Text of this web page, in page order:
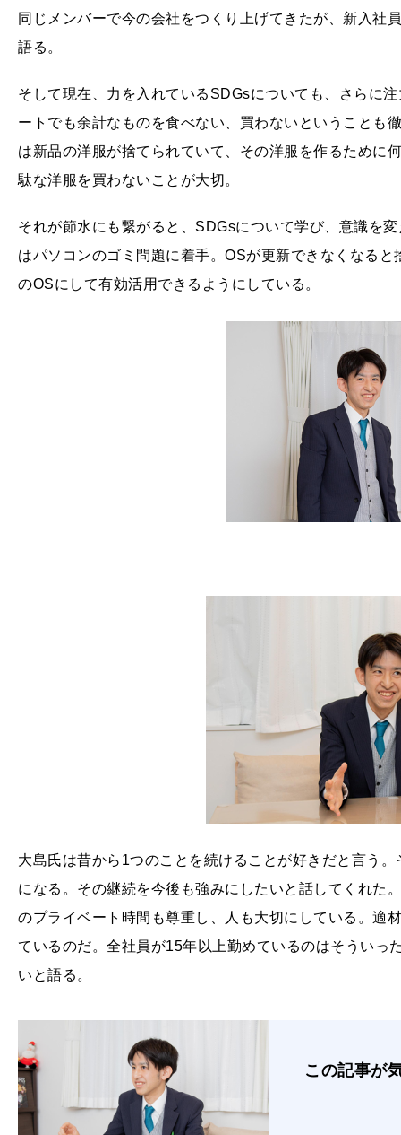
同じメンバーで今の会社をつくり上げてきたが、新入社
語る。
そして現在、力を入れているSDGsについても、さらに
ートでも余計なものを食べない、買わないということも
は新品の洋服が捨てられていて、その洋服を作るために
駄な洋服を買わないことが大切。
それが節水にも繋がると、SDGsについて学び、意識を
はパソコンのゴミ問題に着手。OSが更新できなくなる
のOSにして有効活用できるようにしている。
大島氏は昔から1つのことを続けることが好きだと言う
になる。その継続を今後も強みにしたいと話してくれた
のプライベート時間も尊重し、人も大切にしている。適
ているのだ。全社員が15年以上勤めているのはそういっ
いと語る。
この記事が